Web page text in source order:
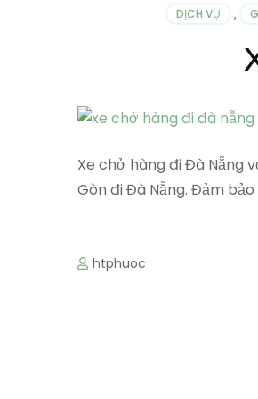
DỊCH VỤ ,
Xe chở hàng đi Đà Nẵng
Gòn đi Đà Nẵng. Đảm
htphuoc